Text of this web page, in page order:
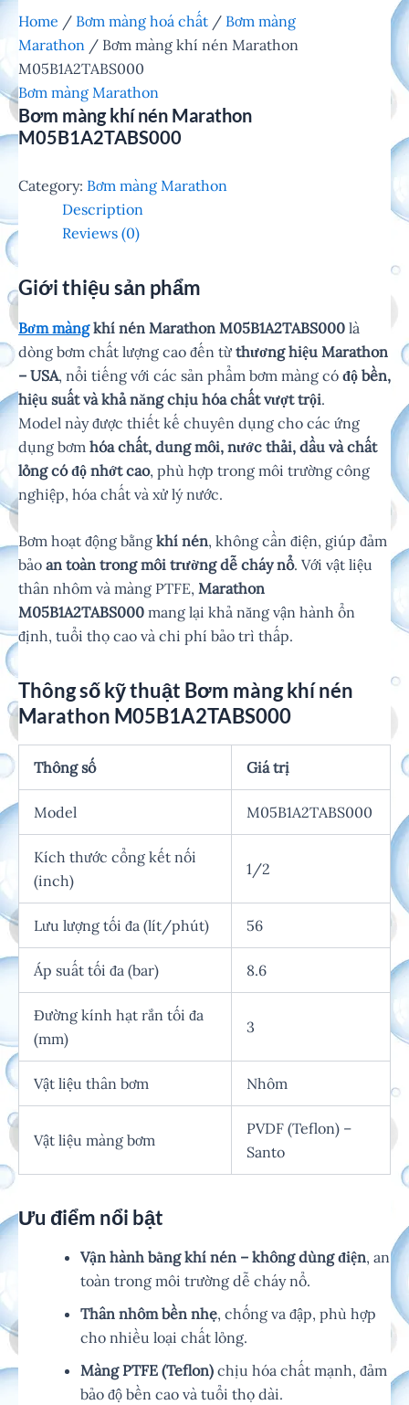
Home / Bơm màng hoá chất / Bơm màng
Marathon / Bơm màng khí nén Marathon
M05B1A2TABS000
Bơm màng Marathon
Bơm màng khí nén Marathon
M05B1A2TABS000
Category: Bơm màng Marathon
Description
Reviews (0)
Giới thiệu sản phẩm
Bơm màngkhí nén Marathon M05B1A2TABS000 là
dòng bơm chất lượng cao đến từ thương hiệu Marathon
– USA, nổi tiếng với các sản phẩm bơm màng có độ bền,
hiệu suất và khả năng chịu hóa chất vượt trội.
Model này được thiết kế chuyên dụng cho các ứng
dụng bơm hóa chất, dung môi, nước thải, dầu và chất
lỏng có độ nhớt cao, phù hợp trong môi trường công
nghiệp, hóa chất và xử lý nước.
Bơm hoạt động bằng khí nén, không cần điện, giúp đảm
bảo an toàn trong môi trường dễ cháy nổ. Với vật liệu
thân nhôm và màng PTFE, Marathon
M05B1A2TABS000 mang lại khả năng vận hành ổn
định, tuổi thọ cao và chi phí bảo trì thấp.
Thông số kỹ thuật Bơm màng khí nén
Marathon M05B1A2TABS000
Thông số Giá trị
Model M05B1A2TABS000
Kích thước cổng kết nối
(inch)
1/2
Lưu lượng tối đa (lít/phút) 56
Áp suất tối đa (bar) 8.6
Đường kính hạt rắn tối đa
(mm)
3
Vật liệu thân bơm Nhôm
Vật liệu màng bơm
PVDF (Teflon) –
Santo
Ưu điểm nổi bật
Vận hành bằng khí nén – không dùng điện, an
toàn trong môi trường dễ cháy nổ.
Thân nhôm bền nhẹ, chống va đập, phù hợp
cho nhiều loại chất lỏng.
Màng PTFE (Teflon) chịu hóa chất mạnh, đảm
bảo độ bền cao và tuổi thọ dài.